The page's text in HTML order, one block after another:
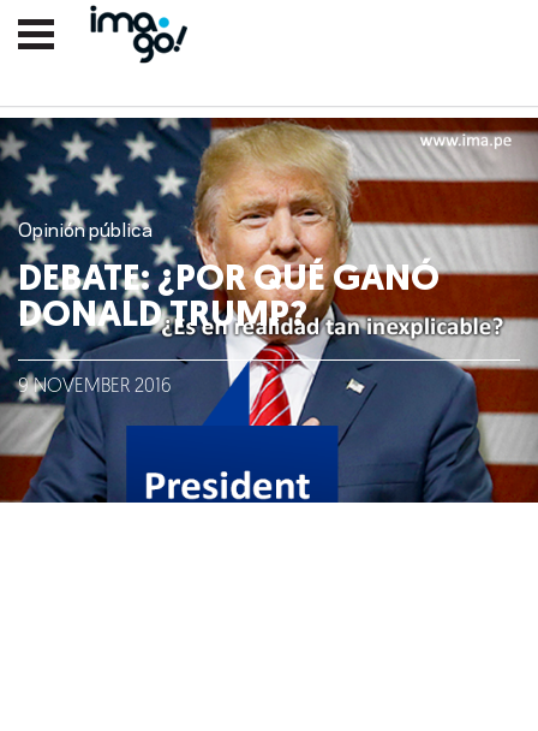
Nosotros
Clientes
Lo que hacemos
Opinión pública
DEBATE: ¿POR QUÉ GANÓ
DONALD TRUMP?
9 NOVEMBER 2016